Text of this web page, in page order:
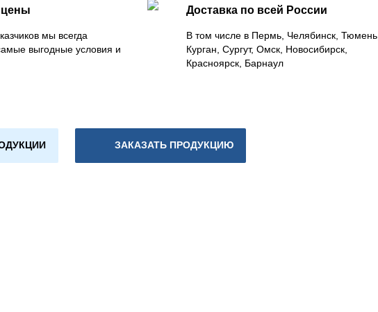
мы всегда
выгодные условия и
Доставка по всей России
В том числе в Пермь, Челябинск, Тюмень,
Курган, Сургут, Омск, Новосибирск,
Красноярск, Барнаул
ЗАКАЗАТЬ ПРОДУКЦИЮ